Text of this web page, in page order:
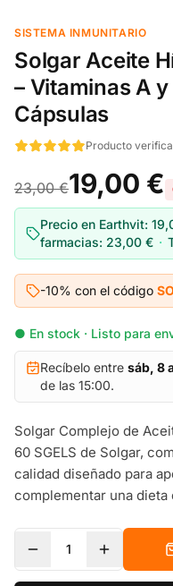
SISTEMA INMUNITARIO
Solgar Aceite
– Vitaminas A
Cápsulas
Producto
23,00 €19,00 €
Precio en Earthvit:
farmacias: 23,00 € ·
-10% con el código
● En stock · Listo para
Recíbelo entre sáb, 8
de las 15:00.
Solgar Complejo de
60 SGELS de Solgar,
calidad diseñado para
complementar una dieta
1